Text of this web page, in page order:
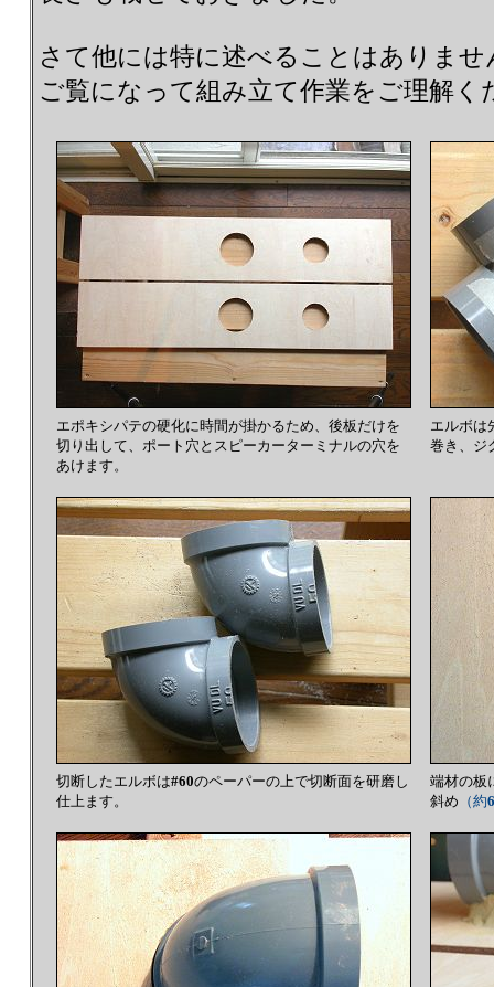
さて他には特に述べることはありま
ご覧になって組み立て作業をご理解く
エポキシパテの硬化に時間が掛かるため、後板だけを
切り出して、ポート穴とスピーカーターミナルの穴を
あけます。
エルボは
巻き、ジ
切断したエルボは#60のペーパーの上で切断面を研磨し
仕上ます。
端材の板
斜め （約